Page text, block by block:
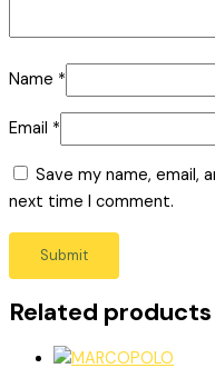
Name *
Email *
Save my name, email,
next time I comment.
Related products